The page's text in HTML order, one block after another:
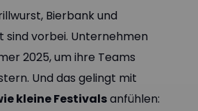
Bierbank und
sind vorbei. Unternehmen
2025, um ihre Teams
Und das gelingt mit
kleine Festivalsanfühlen: